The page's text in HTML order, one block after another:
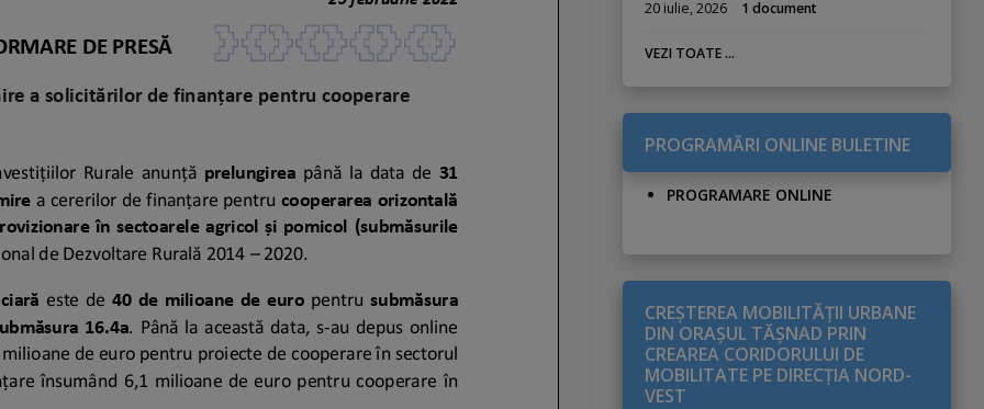
20 iulie, 2026 1 document
VEZI TOATE ...
PROGRAMĂRI ONLINE BULETINE
PROGRAMARE ONLINE
CREŞTEREA MOBILITĂŢII URBANE
DIN ORAŞUL TĂŞNAD PRIN
CREAREA CORIDORULUI DE
MOBILITATE PE DIRECŢIA NORD-
VEST